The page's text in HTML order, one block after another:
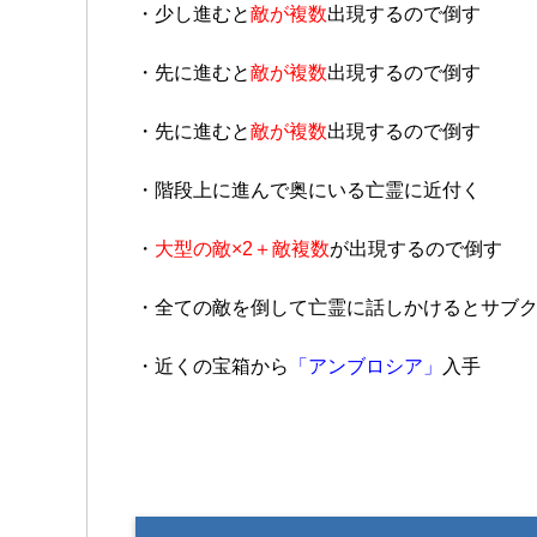
・少し進むと敵が複数出現するので倒す
・先に進むと敵が複数出現するので倒す
・先に進むと敵が複数出現するので倒す
・階段上に進んで奥にいる亡霊に近付く
・ 大型の敵×2＋敵複数が出現するので倒す
・全ての敵を倒して亡霊に話しかけるとサブ
・近くの宝箱から 「アンブロシア」 入手